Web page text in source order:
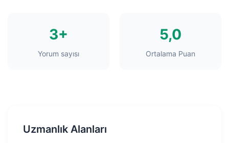
3+
Yorum sayısı
5,0
Ortalama Puan
Uzmanlık Alanları